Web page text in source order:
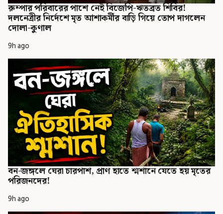
রুম্পার পরিবারের পাশে নেই বিজেপি-ঋতব্রত শিবির!
দলনেত্রীর নির্দেশে মৃত আশাকর্মীর বাড়ি গিয়ে তোপ দাগলেন
দোলা-কুণাল
9h ago
বন-জঙ্গলে ঘেরা চারপাশ, প্রাণ হাতে শ্মশানে যেতে হয় মৃতের
পরিজনদের!
9h ago